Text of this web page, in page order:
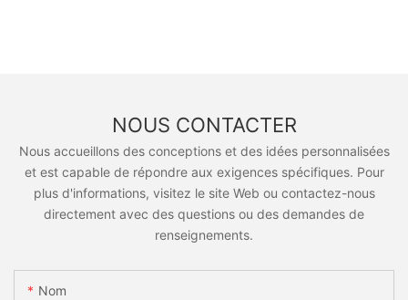
NOUS CONTACTER
Nous accueillons des conceptions et des idées personnalisées
et est capable de répondre aux exigences spécifiques. Pour
plus d'informations, visitez le site Web ou contactez-nous
directement avec des questions ou des demandes de
renseignements.
Nom